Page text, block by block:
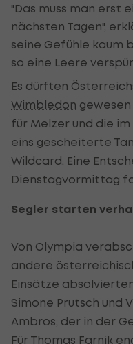
"Das muss man erst
nächsten Tagen",
seine Gefühle kaum
so eine Leere
Es dürften
Wimbledon
für Melzer und die
eins gescheiterte
Wildcard. Eine
Dienstagvormittag
Segler starten
Von Olympia
andere
Einsätze
Simone Prutsch und
Ambros, der in der
Für Thomas Farnik